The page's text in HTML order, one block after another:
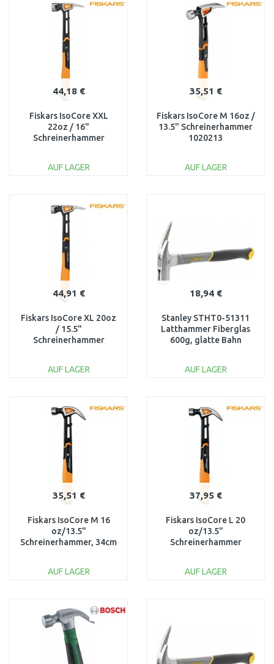
Vergleichen Vergleichen
44,18 €
Fiskars IsoCore XXL
22oz / 16"
Schreinerhammer
AUF LAGER
Vergleichen
35,51 €
Fiskars IsoCore M 16oz /
13.5" Schreinerhammer
1020213
AUF LAGER
44,91 €
Fiskars IsoCore XL 20oz
/ 15.5"
Schreinerhammer
AUF LAGER
Vergleichen
18,94 €
Stanley STHT0-51311
Latthammer Fiberglas
600g, glatte Bahn
AUF LAGER
Vergleichen
35,51 €
Fiskars IsoCore M 16
oz/13.5"
Schreinerhammer, 34cm
AUF LAGER
Vergleichen
37,95 €
Fiskars IsoCore L 20
oz/13.5"
Schreinerhammer
AUF LAGER